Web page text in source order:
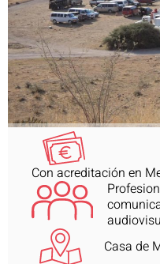
Con acreditación en
Casa de